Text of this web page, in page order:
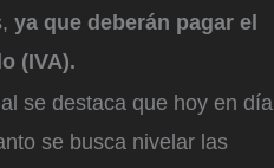
ya que deberán pagar el
(IVA).
se destaca que hoy en día
se busca nivelar las